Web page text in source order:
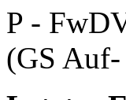
P -
(GS